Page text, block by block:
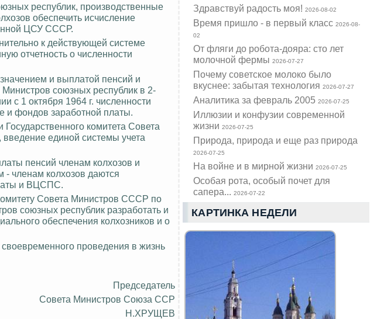
Здравствуй радость моя!2026-08-02
Время пришло - в первый класс2026-08-
02
От фляги до робота-дояра: сто лет
молочной фермы2026-07-27
Почему советское молоко было
вкуснее: забытая технология2026-07-27
Аналитика за февраль 20052026-07-25
Иллюзии и конфузии современной
жизни2026-07-25
Природа, природа и еще раз природа
2026-07-25
На войне и в мирной жизни2026-07-25
Особая рота, особый почет для
сапера...2026-07-22
КАРТИНКА НЕДЕЛИ
республик, производственные
обеспечить исчисление
ЦСУ СССР.
к действующей системе
отчетность о численности
и выплатой пенсий и
союзных республик в 2-
с 1 октября 1964 г. численности
и фондов заработной платы.
комитета Совета
введение единой системы учета
пенсий членам колхозов и
членам колхозов даются
и ВЦСПС.
Совета Министров СССР по
союзных республик разработать и
обеспечения колхозников и о
проведения в жизнь
Председатель
Совета Министров Союза ССР
Н.ХРУЩЕВ